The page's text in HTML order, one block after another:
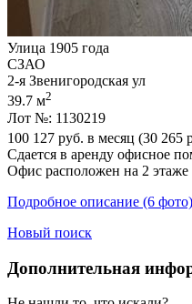
Улица 1905 года
СЗАО
2-я Звенигородская ул
39.7 м2
Лот №: 1130219
100 127 руб. в месяц (30 265
Сдается в аренду офисное
Офис расположен на 2 этаже
Подробное описание (6
Новый поиск
Дополнительная